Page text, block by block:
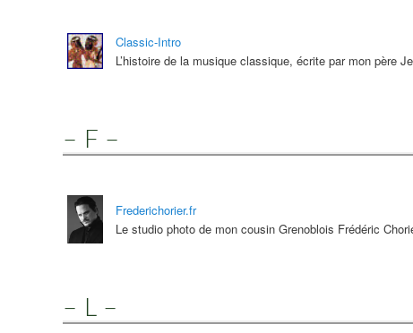
Classic-Intro
L’histoire de la musique classique, écrite par mon père
– F –
Frederichorier.fr
Le studio photo de mon cousin Grenoblois Frédéric
– L –